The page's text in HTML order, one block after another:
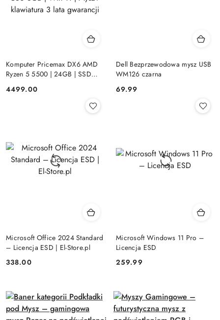
Komputer Pricemax DX6 AMD
Ryzen 5 5500 | 24GB | SSD
Win 11 | Mysz+ klawiatura 3 lata
Cena:
4499.00
Dell Bezprzewodowa mysz USB
WM126 czarna
Cena:
69.99
Microsoft Office 2024 Standard
– Licencja ESD | El-Store.pl
Cena:
338.00
Microsoft Windows 11 Pro –
Licencja ESD
Cena:
259.99